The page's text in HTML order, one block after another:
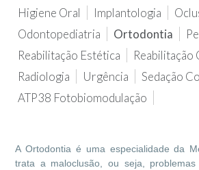
Higiene Oral
Implantologia
Odontopediatria
Ortodontia
Reabilitação Estética
Reabilitação
Radiologia
Urgência
Sedação
ATP38 Fotobiomodulação
A Ortodontia é uma especialidade da
trata a maloclusão, ou seja,